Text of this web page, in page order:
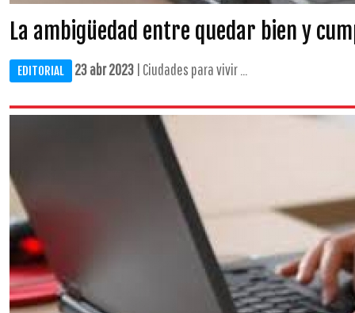
La ambigüedad entre quedar bien y
EDITORIAL 23 abr 2023 | Ciudades para vivir ...